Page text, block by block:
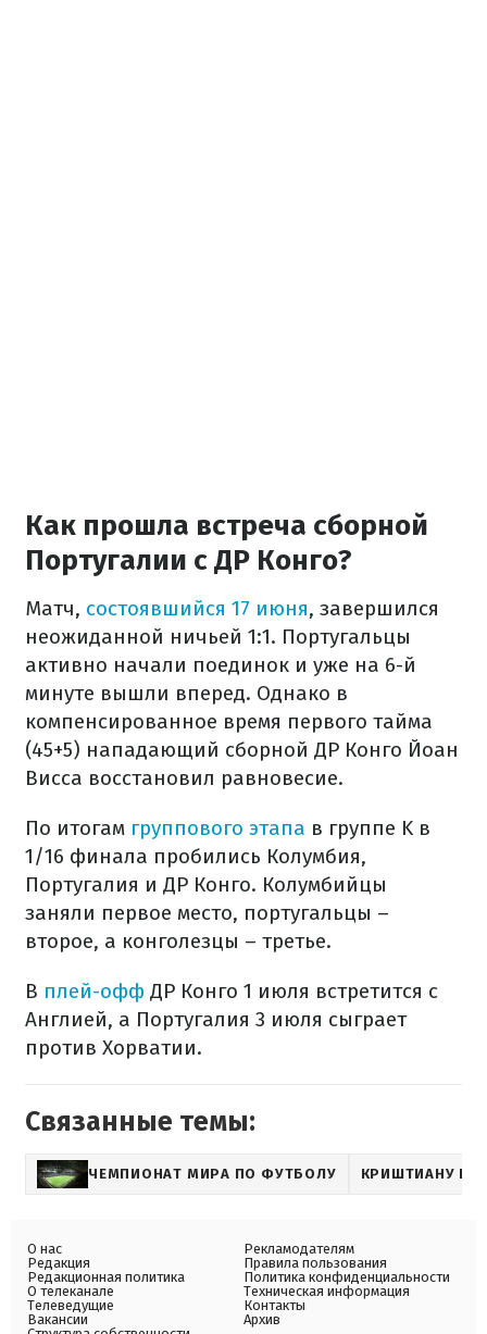
Как прошла встреча сборной
Португалии с ДР Конго?
Матч, состоявшийся 17 июня, завершился
неожиданной ничьей 1:1. Португальцы
активно начали поединок и уже на 6-й
минуте вышли вперед. Однако в
компенсированное время первого тайма
(45+5) нападающий сборной ДР Конго Йоан
Висса восстановил равновесие.
По итогам группового этапа в группе K в
1/16 финала пробились Колумбия,
Португалия и ДР Конго. Колумбийцы
заняли первое место, португальцы –
второе, а конголезцы – третье.
В плей-офф ДР Конго 1 июля встретится с
Англией, а Португалия 3 июля сыграет
против Хорватии.
Связанные темы:
ЧЕМПИОНАТ МИРА ПО ФУТБОЛУ КРИШТИАНУ
О нас
Редакция
Редакционная политика
О телеканале
Телеведущие
Вакансии
Рекламодателям
Правила пользования
Политика конфиденциальности
Техническая информация
Контакты
Архив